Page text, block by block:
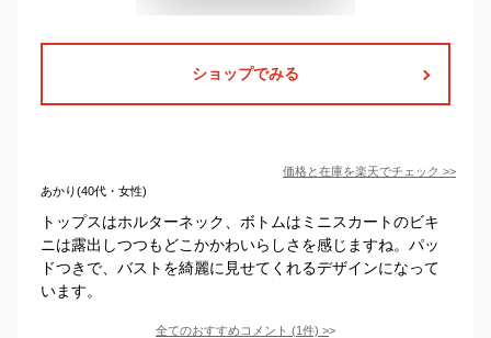
ショップでみる
価格と在庫を楽天でチェック >>
あかり(40代・女性)
トップスはホルターネック、ボトムはミニスカートのビキ
ニは露出しつつもどこかかわいらしさを感じますね。パッ
ドつきで、バストを綺麗に見せてくれるデザインになって
います。
全てのおすすめコメント (1件) >